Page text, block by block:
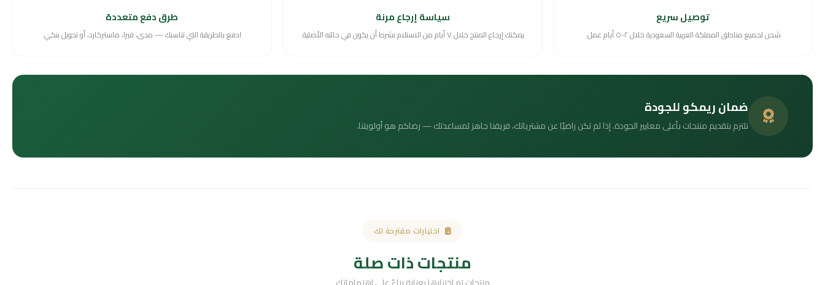
توصيل سريع
شحن لجميع مناطق المملكة العربية السعودية خلال ٢-٥ أيام عمل.
سياسة إرجاع مرنة
يمكنك إرجاع المنتج خلال ٧ أيام من الاستلام بشرط أن يكون في حالته الأصلية.
طرق دفع متعددة
ادفع بالطريقة التي تناسبك — مدى، فيزا، ماستركارد، أو تحويل بنكي.
ضمان ريمكو للجودة
نلتزم بتقديم منتجات بأعلى معايير الجودة. إذا لم تكن راضيًا عن مشترياتك، فريقنا جاهز لمساعدتك — رضاكم هو أولويتنا.
اختيارات مقترحة لك
منتجات ذات صلة